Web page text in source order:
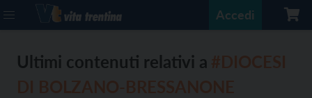
Accedi
Ultimi contenuti relativi a